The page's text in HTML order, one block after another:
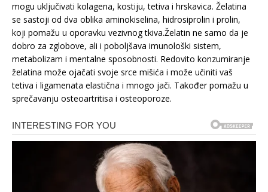
mogu uključivati kolagena, kostiju, tetiva i hrskavica. Želatina
se sastoji od dva oblika aminokiselina, hidrosiprolin i prolin,
koji pomažu u oporavku vezivnog tkiva.Želatin ne samo da je
dobro za zglobove, ali i poboljšava imunološki sistem,
metabolizam i mentalne sposobnosti. Redovito konzumiranje
želatina može ojačati svoje srce mišića i može učiniti vaš
tetiva i ligamenata elastična i mnogo jači. Također pomažu u
sprečavanju osteoartritisa i osteoporoze.